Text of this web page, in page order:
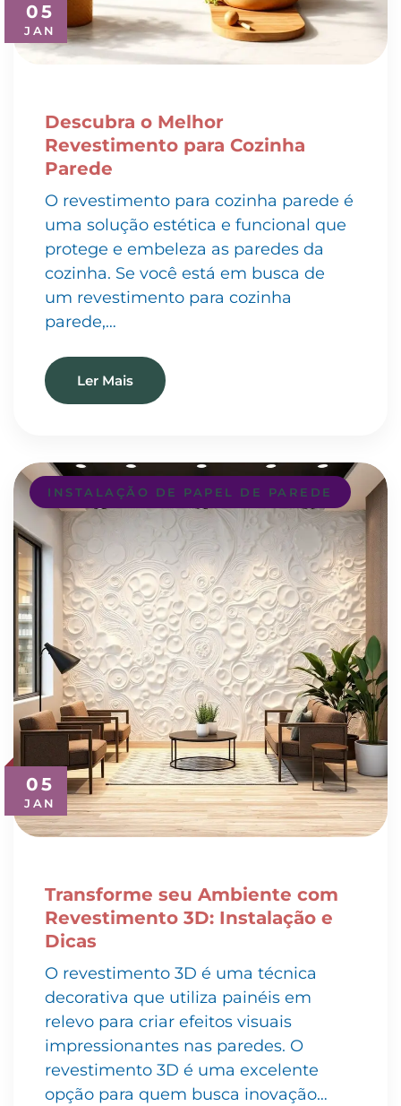
05
JAN
Descubra o Melhor
Revestimento para Cozinha
Parede
O revestimento para cozinha parede é
uma solução estética e funcional que
protege e embeleza as paredes da
cozinha. Se você está em busca de
um revestimento para cozinha
parede,…
Ler Mais
05
JAN
INSTALAÇÃO DE PAPEL DE PAREDE
Transforme seu Ambiente com
Revestimento 3D: Instalação e
Dicas
O revestimento 3D é uma técnica
decorativa que utiliza painéis em
relevo para criar efeitos visuais
impressionantes nas paredes. O
revestimento 3D é uma excelente
opção para quem busca inovação…